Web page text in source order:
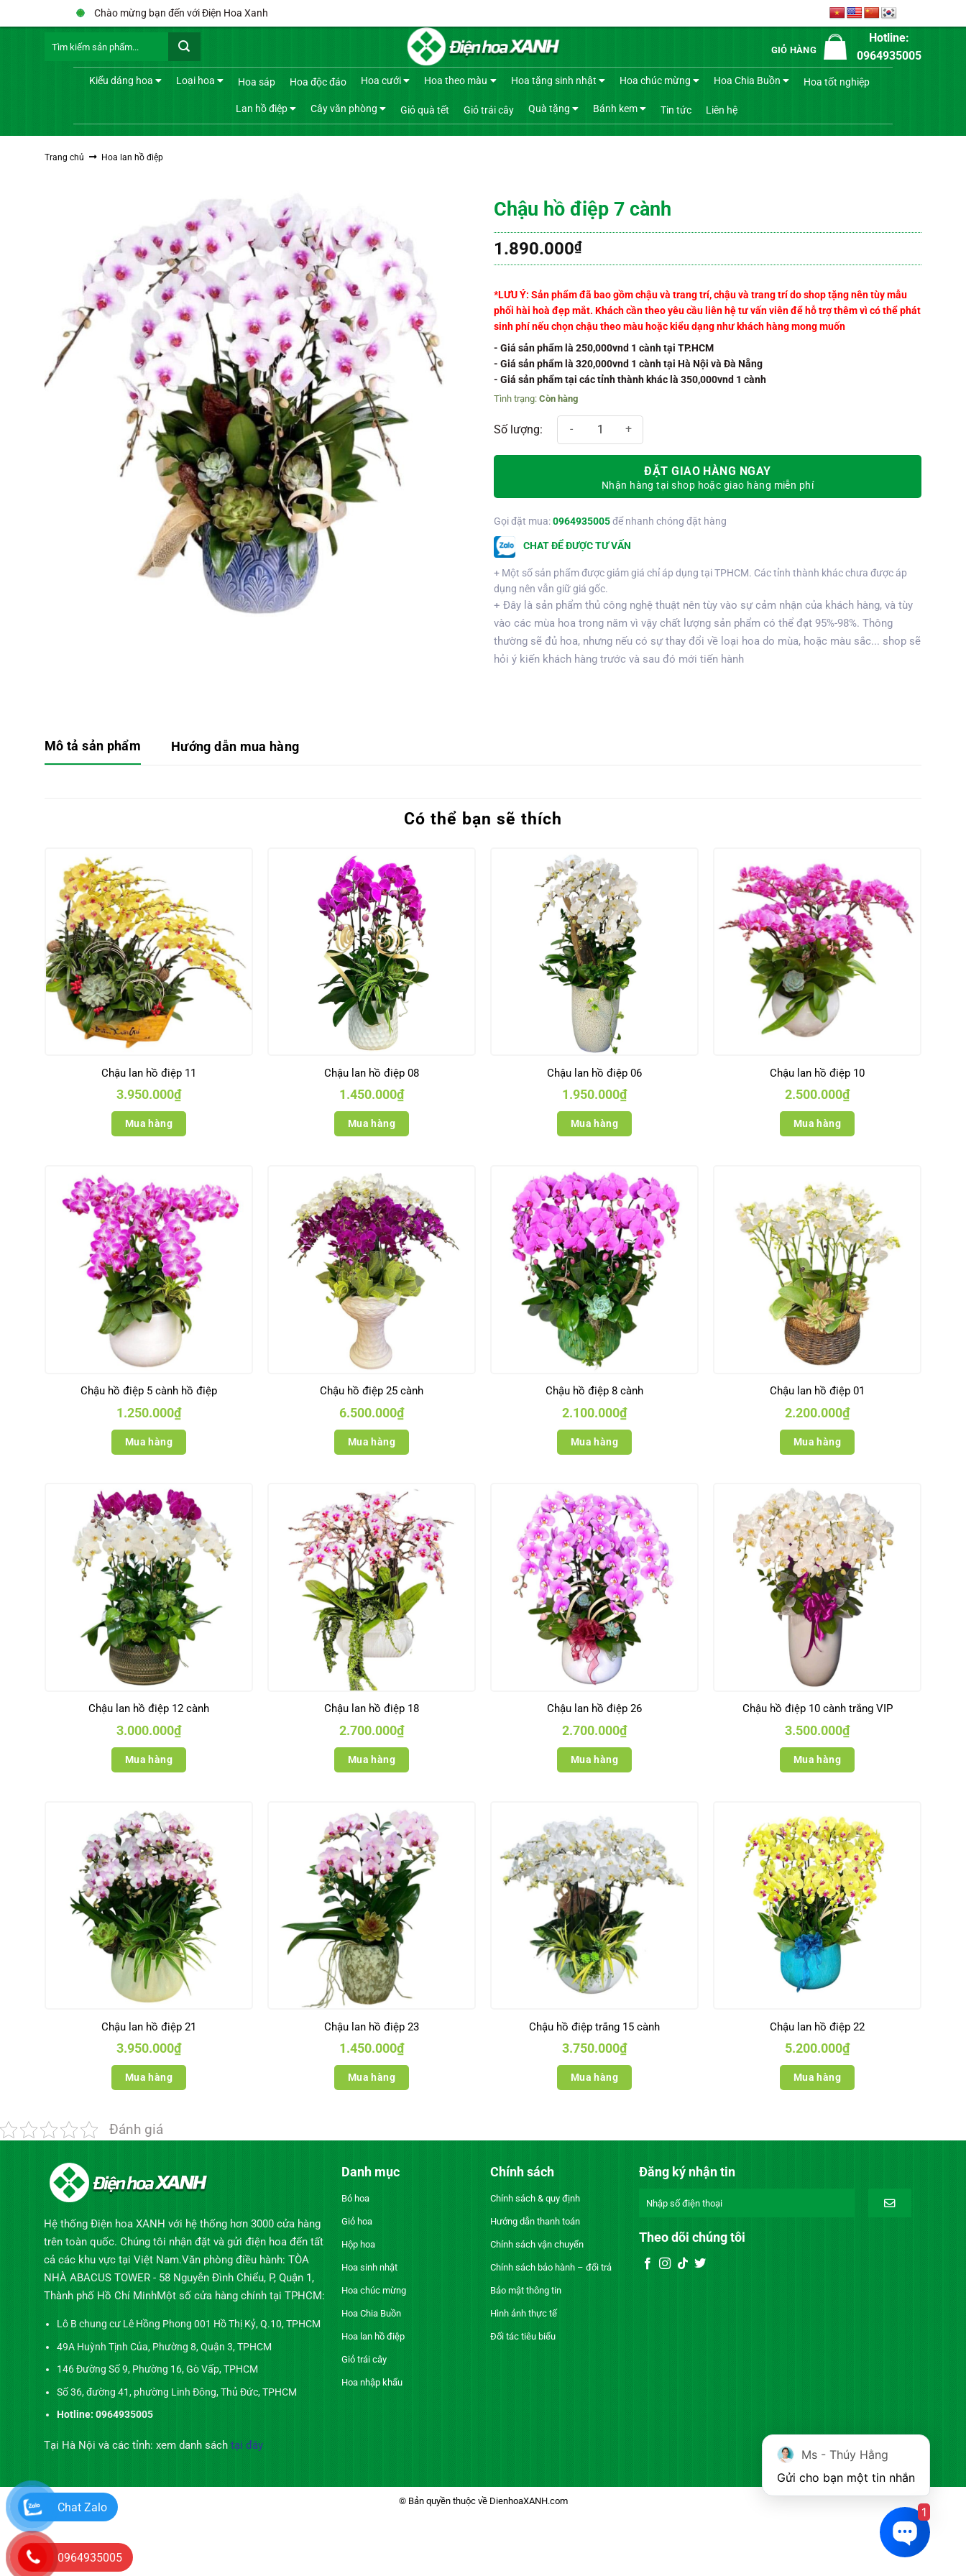
qua
Chào mừng bạn đến với Điện Hoa Xanh
kiếm:
GIỎ HÀNG
Hotline:
0964935005
Kiểu dáng hoa Loại hoa Hoa sáp Hoa độc đáo Hoa cưới Hoa theo màu Hoa tặng sinh nhật Hoa chúc mừng Hoa Chia Buồn Hoa tốt nghiệp
Lan hồ điệp Cây văn phòng Giỏ quà tết Giỏ trái cây Quà tặng Bánh kem Tin tức Liên hệ
Trang chủ Hoa lan hồ điệp
Chậu hồ điệp 7 cành
1.890.000₫
*LƯU Ý: Sản phẩm đã bao gồm chậu và trang trí, chậu và trang trí do shop tặng nên tùy mẫu
phối hài hoà đẹp mắt. Khách cần theo yêu cầu liên hệ tư vấn viên để hỗ trợ thêm vì có thể phát
sinh phí nếu chọn chậu theo màu hoặc kiểu dạng như khách hàng mong muốn
- Giá sản phẩm là 250,000vnd 1 cành tại TP.HCM
- Giá sản phẩm là 320,000vnd 1 cành tại Hà Nội và Đà Nẵng
- Giá sản phẩm tại các tỉnh thành khác là 350,000vnd 1 cành
Còn hàng
Chậu hồ điệp 7 cành số lượng
ĐẶT GIAO HÀNG NGAY
Nhận hàng tại shop hoặc giao hàng miễn phí
Gọi đặt mua:0964935005để nhanh chóng đặt hàng
CHAT ĐỂ ĐƯỢC TƯ VẤN
+ Một số sản phẩm được giảm giá chỉ áp dụng tại TPHCM. Các tỉnh thành khác chưa được áp
dụng nên vẫn giữ giá gốc.
+ Đây là sản phẩm thủ công nghệ thuật nên tùy vào sự cảm nhận của khách hàng, và tùy
vào các mùa hoa trong năm vì vậy chất lượng sản phẩm có thể đạt 95%-98%. Thông
thường sẽ đủ hoa, nhưng nếu có sự thay đổi về loại hoa do mùa, hoặc màu sắc... shop sẽ
hỏi ý kiến khách hàng trước và sau đó mới tiến hành
Mô tả sản phẩm Hướng dẫn mua hàng
Có thể bạn sẽ thích
Chậu lan hồ điệp 11
3.950.000₫
Mua hàng
Chậu lan hồ điệp 08
1.450.000₫
Mua hàng
Chậu lan hồ điệp 06
1.950.000₫
Mua hàng
Chậu lan hồ điệp 10
2.500.000₫
Mua hàng
Chậu hồ điệp 5 cành hồ điệp
1.250.000₫
Mua hàng
Chậu hồ điệp 25 cành
6.500.000₫
Mua hàng
Chậu hồ điệp 8 cành
2.100.000₫
Mua hàng
Chậu lan hồ điệp 01
2.200.000₫
Mua hàng
Chậu lan hồ điệp 12 cành
3.000.000₫
Mua hàng
Chậu lan hồ điệp 18
2.700.000₫
Mua hàng
Chậu lan hồ điệp 26
2.700.000₫
Mua hàng
Chậu hồ điệp 10 cành trắng VIP
3.500.000₫
Mua hàng
Chậu lan hồ điệp 21
3.950.000₫
Mua hàng
Chậu lan hồ điệp 23
1.450.000₫
Mua hàng
Chậu hồ điệp trắng 15 cành
3.750.000₫
Mua hàng
Chậu lan hồ điệp 22
5.200.000₫
Mua hàng
Đánh giá
Hệ thống Điện hoa XANH với hệ thống hơn 3000 cửa hàng
trên toàn quốc. Chúng tôi nhận đặt và gửi điện hoa đến tất
cả các khu vực tại Việt Nam.Văn phòng điều hành: TÒA
NHÀ ABACUS TOWER - 58 Nguyễn Đình Chiểu, P, Quận 1,
Thành phố Hồ Chí MinhMột số cửa hàng chính tại TPHCM:
Lô B chung cư Lê Hồng Phong 001 Hồ Thị Kỷ, Q.10, TPHCM
49A Huỳnh Tịnh Của, Phường 8, Quận 3, TPHCM
146 Đường Số 9, Phường 16, Gò Vấp, TPHCM
Số 36, đường 41, phường Linh Đông, Thủ Đức, TPHCM
Hotline: 0964935005
Tại Hà Nội và các tỉnh: xem danh sách tại đây
Danh mục
Bó hoa
Giỏ hoa
Hộp hoa
Hoa sinh nhật
Hoa chúc mừng
Hoa Chia Buồn
Hoa lan hồ điệp
Giỏ trái cây
Hoa nhập khẩu
Chính sách
Chính sách & quy định
Hướng dẫn thanh toán
Chính sách vận chuyển
Chính sách bảo hành – đổi trả
Bảo mật thông tin
Hình ảnh thực tế
Đối tác tiêu biểu
Đăng ký nhận tin
Theo dõi chúng tôi
© Bản quyền thuộc về DienhoaXANH.com
Chat Zalo
0964935005
Chị Hồng Diễm 0775****** đã đặt hàng
Chậu lan hồ điệp 21
Ms - Thúy Hằng
Gửi cho bạn một tin nhắn
1